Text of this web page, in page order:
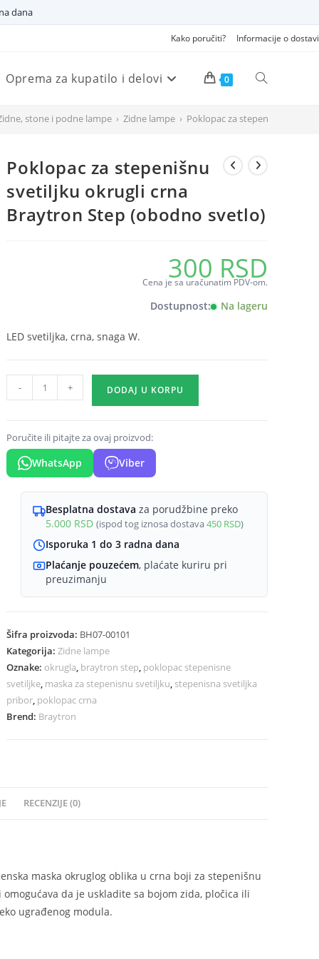
dana
Kako poručiti? Informacije o dostavi
Oprema za kupatilo i delovi 0 Pretraži
stone i podne lampe › Zidne lampe › Poklopac za stepenišnu
Poklopac za stepenišnu
svetiljku okrugli crna
Braytron Step (obodno svetlo)
300 RSD
Cena je sa uračunatim PDV-om.
Dostupnost: Na lageru
LED svetiljka, crna, snaga W.
Poklopac
za
svetiljku
okrugli
crna
Braytron
svetlo)
količina
- + DODAJ U KORPU
Poručite ili pitajte za ovaj proizvod:
WhatsApp Viber
Besplatna dostava za porudžbine preko
5.000 RSD (ispod tog iznosa dostava450 RSD)
Isporuka 1 do 3 radna dana
Plaćanje pouzećem, plaćate kuriru pri
preuzimanju
Šifra proizvoda: BH07-00101
Kategorija:Zidne lampe
Oznake: okrugla, braytron step, poklopac stepenisne
svetiljke, maska za stepenisnu svetiljku, stepenisna svetiljka
pribor, poklopac crna
Brend: Braytron
RECENZIJE (0)
maska okruglog oblika u crna boji za stepenišnu
da je uskladite sa bojom zida, pločica ili
ugrađenog modula.